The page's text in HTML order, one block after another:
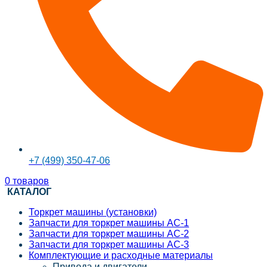
+7 (499) 350-47-06
0 товаров
КАТАЛОГ
Торкрет машины (установки)
Запчасти для торкрет машины АС-1
Запчасти для торкрет машины АС-2
Запчасти для торкрет машины АС-3
Комплектующие и расходные материалы